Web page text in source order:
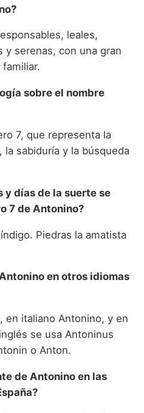
leales,
y serenas, con una gran
sobre el nombre
7, que representa la
sabiduría y la búsqueda
y días de la suerte se
7 de Antonino?
Piedras la amatista
en otros idiomas
en italiano Antonino, y en
se usa Antoninus
o Anton.
de Antonino en las